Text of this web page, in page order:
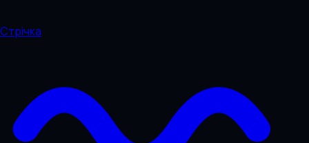
Стрічка